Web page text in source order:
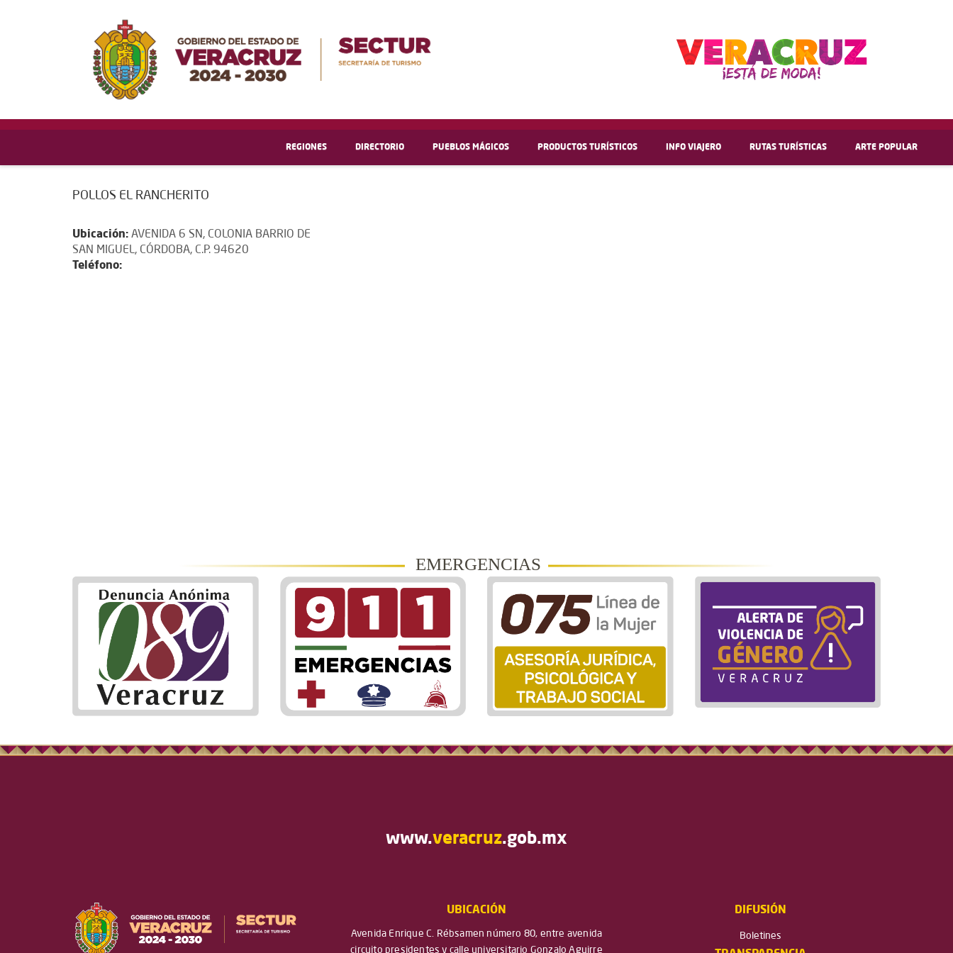
REGIONES DIRECTORIO PUEBLOS MÁGICOS PRODUCTOS TURÍSTICOS INFO VIAJERO RUTAS TURÍSTICAS ARTE POPULAR
POLLOS EL RANCHERITO
Ubicación: AVENIDA 6 SN, COLONIA BARRIO DE
SAN MIGUEL, CÓRDOBA, C.P. 94620
Teléfono:
EMERGENCIAS
www.veracruz.gob.mx
UBICACIÓN
Avenida Enrique C. Rébsamen número 80, entre avenida
circuito presidentes y calle universitario Gonzalo Aguirre
DIFUSIÓN
Boletines